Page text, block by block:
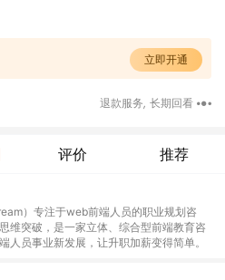
立即开通
退款服务 长期回看
评价 推荐
）专注于web前端人员的职业规划咨
维突破，是一家立体、综合型前端教育咨
人员事业新发展，让升职加薪变得简单。